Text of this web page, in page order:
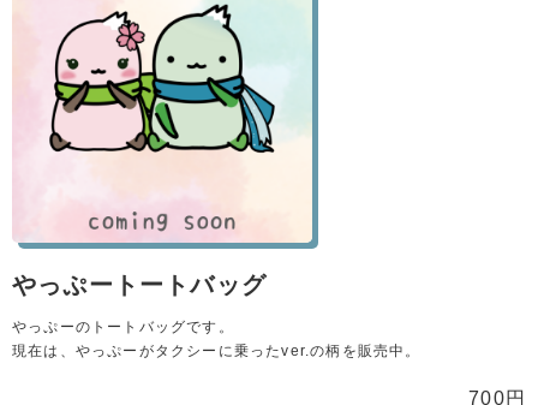
やっぷートートバッグ
やっぷーのトートバッグです。
現在は、やっぷーがタクシーに乗ったver.の柄を販売中。
700円